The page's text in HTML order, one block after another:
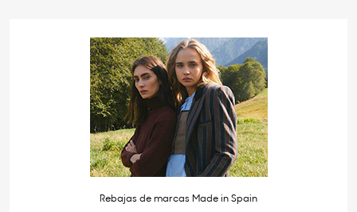
Rebajas de marcas Made in Spain